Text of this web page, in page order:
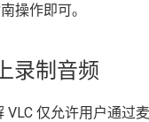
操作即可。
录制音频
VLC 仅允许用户通过